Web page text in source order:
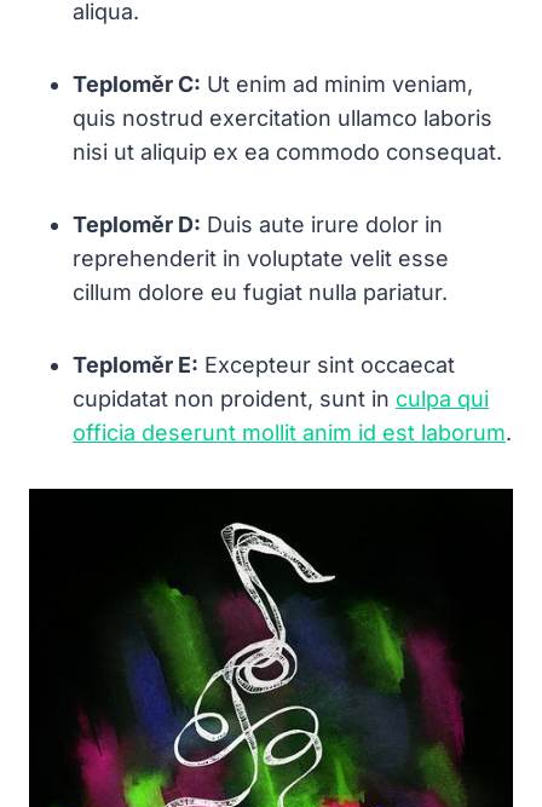
aliqua.
Teploměr C: Ut enim ad minim veniam,
quis nostrud exercitation ullamco laboris
nisi ut aliquip ex ea commodo consequat.
Teploměr D: Duis aute irure dolor in
reprehenderit in voluptate velit esse
cillum dolore eu fugiat nulla pariatur.
Teploměr E: Excepteur sint occaecat
cupidatat non proident, sunt in culpa qui
officia deserunt mollit anim id est laborum.